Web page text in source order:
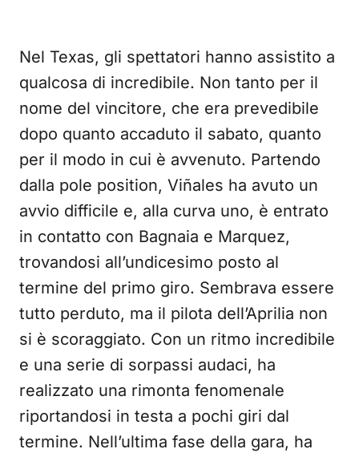
Nel Texas, gli spettatori hanno assistito a
qualcosa di incredibile. Non tanto per il
nome del vincitore, che era prevedibile
dopo quanto accaduto il sabato, quanto
per il modo in cui è avvenuto. Partendo
dalla pole position, Viñales ha avuto un
avvio difficile e, alla curva uno, è entrato
in contatto con Bagnaia e Marquez,
trovandosi all’undicesimo posto al
termine del primo giro. Sembrava essere
tutto perduto, ma il pilota dell’Aprilia non
si è scoraggiato. Con un ritmo incredibile
e una serie di sorpassi audaci, ha
realizzato una rimonta fenomenale
riportandosi in testa a pochi giri dal
termine. Nell’ultima fase della gara, ha